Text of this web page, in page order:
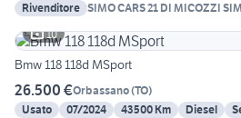
Rivenditore SIMO CARS 21 DI MICOZZI
10
Bmw 118 118d MSport
26.500 €Orbassano(TO)
Usato
07/2024 43500 Km Diesel